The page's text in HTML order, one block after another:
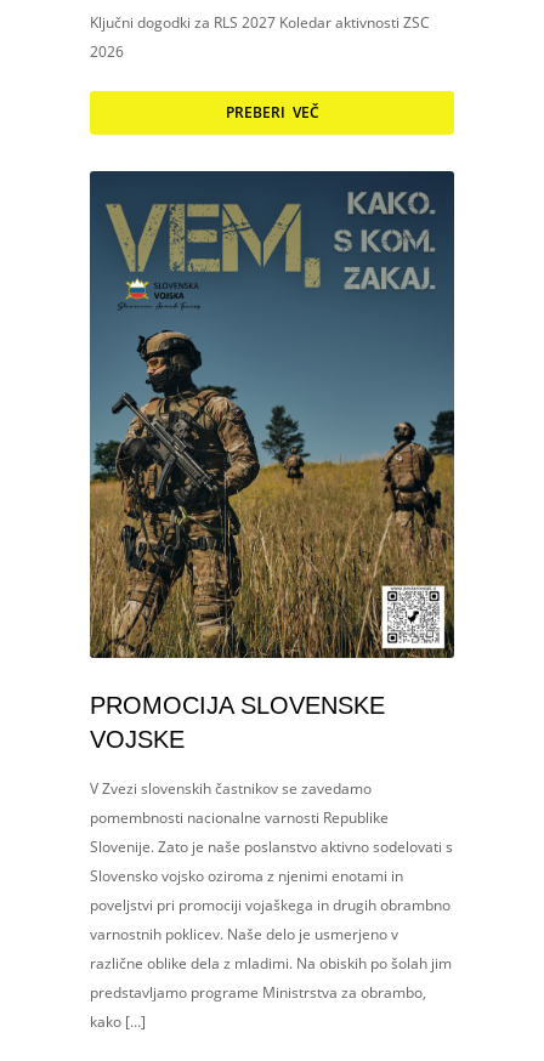
Ključni dogodki za RLS 2027 Koledar aktivnosti ZSC
2026
PREBERI VEČ
PROMOCIJA SLOVENSKE
VOJSKE
V Zvezi slovenskih častnikov se zavedamo
pomembnosti nacionalne varnosti Republike
Slovenije. Zato je naše poslanstvo aktivno sodelovati s
Slovensko vojsko oziroma z njenimi enotami in
poveljstvi pri promociji vojaškega in drugih obrambno
varnostnih poklicev. Naše delo je usmerjeno v
različne oblike dela z mladimi. Na obiskih po šolah jim
predstavljamo programe Ministrstva za obrambo,
kako […]